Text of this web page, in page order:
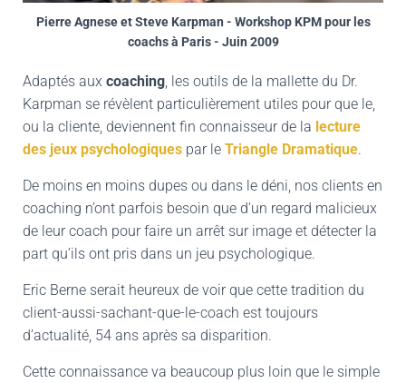
Pierre Agnese et Steve Karpman - Workshop KPM pour les
coachs à Paris - Juin 2009
Adaptés aux coaching, les outils de la mallette du Dr.
Karpman se révèlent particulièrement utiles pour que le,
ou la cliente, deviennent fin connaisseur de la lecture
des jeux psychologiques par le Triangle Dramatique.
De moins en moins dupes ou dans le déni, nos clients en
coaching n’ont parfois besoin que d’un regard malicieux
de leur coach pour faire un arrêt sur image et détecter la
part qu’ils ont pris dans un jeu psychologique.
Eric Berne serait heureux de voir que cette tradition du
client-aussi-sachant-que-le-coach est toujours
d’actualité, 54 ans après sa disparition.
Cette connaissance va beaucoup plus loin que le simple